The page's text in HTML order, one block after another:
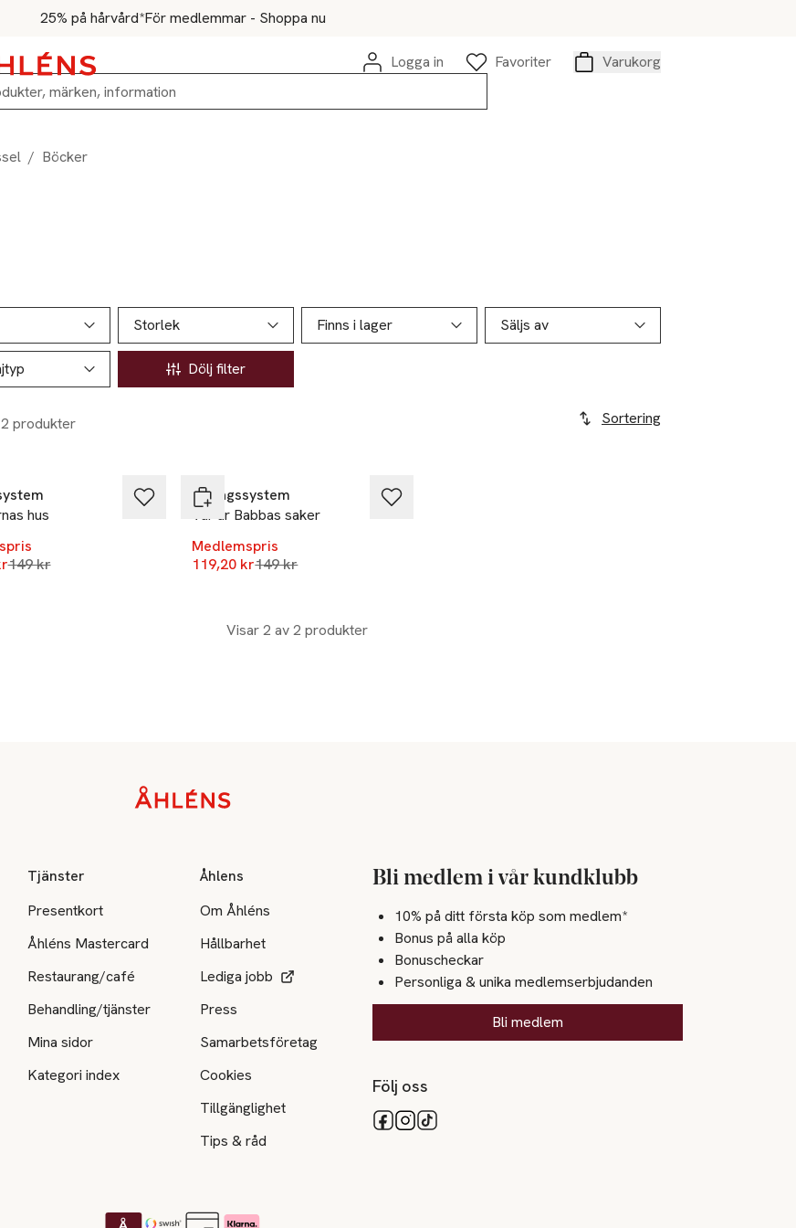
25% på hårvård*För medlemmar - Shoppa nu
Logga in
Favoriter
Varukorg
/ Böcker
Storlek Finns i lager Säljs av
Dölj filter
produkter Sortering
hus
Lägsta pris 30 dagar
149 kr
Förlagssystem
Var är Babbas saker
Medlemspris
119,20 krLägsta pris 30 dagar
149 kr
Visar 2 av 2 produkter
Tjänster
Presentkort
Åhléns Mastercard
Restaurang/café
Behandling/tjänster
Mina sidor
Kategori index
Åhlens
Om Åhléns
Hållbarhet
Lediga jobb
Press
Samarbetsföretag
Cookies
Tillgänglighet
Tips & råd
Bli medlem i vår kundklubb
10% på ditt första köp som medlem*
Bonus på alla köp
Bonuscheckar
Personliga & unika medlemserbjudanden
Bli medlem
Följ oss